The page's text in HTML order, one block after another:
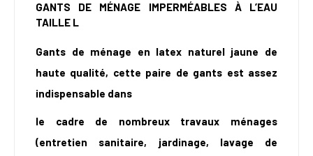
GANTS DE MÉNAGE IMPERMÉABLES À L’EAU
TAILLE L
Gants de ménage en latex naturel jaune de
haute qualité, cette paire de gants est assez
indispensable dans
le cadre de nombreux travaux ménages
(entretien sanitaire, jardinage, lavage de